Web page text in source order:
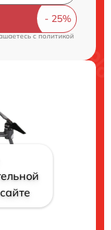
cполитикой